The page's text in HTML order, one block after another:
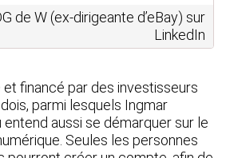
de W (ex-dirigeante d’eBay) sur
LinkedIn
financé par des investisseurs
parmi lesquels Ingmar
entend aussi se démarquer sur le
Seules les personnes